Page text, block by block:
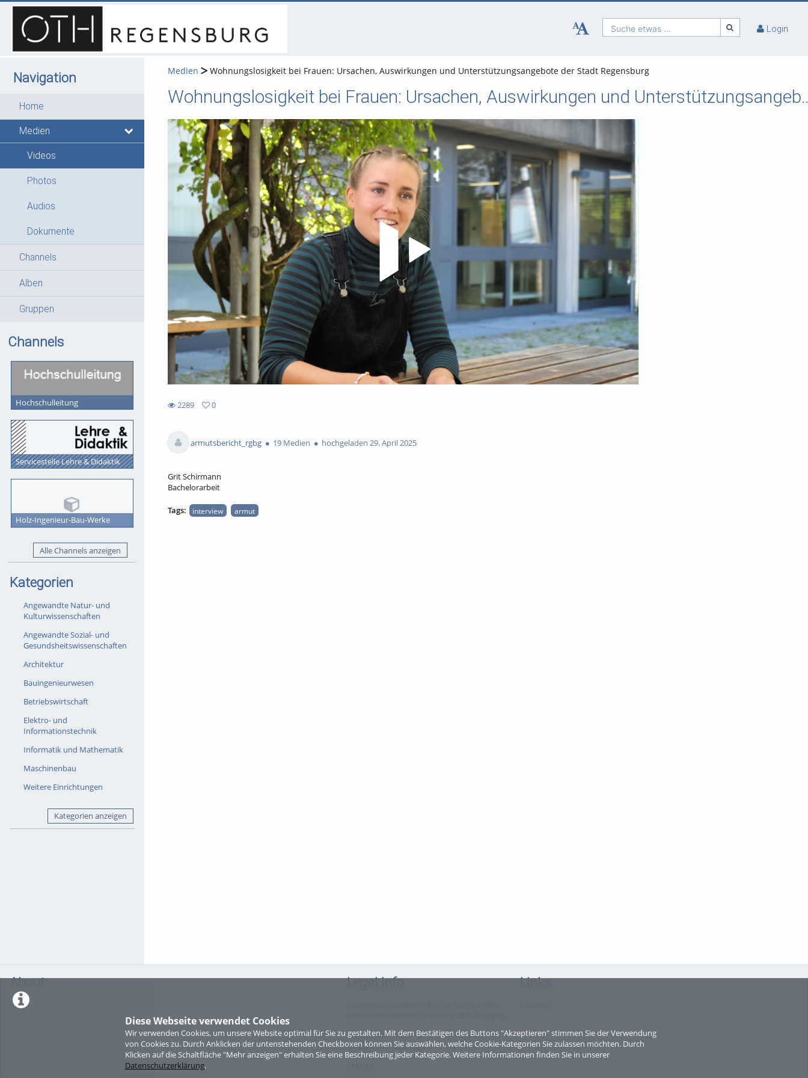
Diese Webseite verwendet Cookies
Wir verwenden Cookies, um unsere Website optimal für Sie zu gestalten. Mit dem Bestätigen des Buttons "Akzeptieren" stimmen Sie der Verwendung
von Cookies zu. Durch Anklicken der untenstehenden Checkboxen können Sie auswählen, welche Cookie-Kategorien Sie zulassen möchten. Durch
Klicken auf die Schaltfläche "Mehr anzeigen" erhalten Sie eine Beschreibung jeder Kategorie. Weitere Informationen finden Sie in unserer
Datenschutzerklärung.
Suche etwas ... Login
Navigation
Home
Medien
Videos
Photos
Audios
Dokumente
Channels
Alben
Gruppen
Channels
Hochschulleitung
Servicestelle Lehre & Didaktik
Holz-Ingenieur-Bau-Werke
Alle Channels anzeigen
Kategorien
Angewandte Natur- und
Kulturwissenschaften
Angewandte Sozial- und
Gesundsheitswissenschaften
Architektur
Bauingenieurwesen
Betriebswirtschaft
Elektro- und
Informationstechnik
Informatik und Mathematik
Maschinenbau
Weitere Einrichtungen
Kategorien anzeigen
Medien Wohnungslosigkeit bei Frauen: Ursachen, Auswirkungen und Unterstützungsangebote der Stadt Regensburg
Wohnungslosigkeit bei Frauen:
Video abspielen
2289
views
0
armutsbericht_rgbg
19 Medien hochgeladen 29. April 2025
Grit Schirmann
Bachelorarbeit
Tags: interview armut
About Legal Info
Privacy Statement for this ViMP based
Website incl. Sub-pages
Links